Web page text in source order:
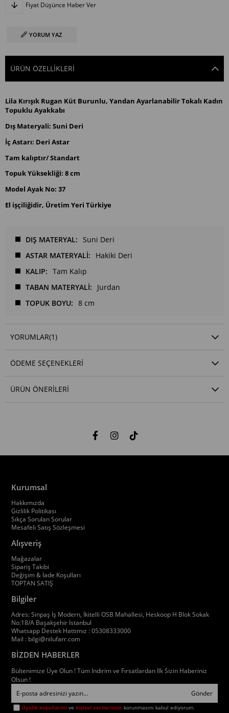
Fiyat Düşünce Haber Ver
YORUM YAZ
ÜRÜN ÖZELLIKLERI
Lila Kırışık Rugan Küt Burunlu, Yandan Ayarlanabilir Tokalı Kadın
Topuklu Ayakkabı
Dış Materyali: Suni Deri
İç Astarı: Deri Astar
Tam kalıptır/ Standart
Topuk Yüksekliği: 8 cm
Model Ayak No: 37
El işçiliğidir, Üretim Yeri Türkiye
DIŞ MATERYAL
Suni Deri
ASTAR MATERYALİ
Hakiki Deri
KALIP
Tam Kalıp
TABAN MATERYALİ
Jurdan
TOPUK BOYU
8 cm
YORUMLAR(1)
ÖDEME SEÇENEKLERI
ÜRÜN ÖNERILERI
Kurumsal
Hakkımızda
Gizlilik Politikası
Sıkça Sorulan Sorular
Mesafeli Satış Sözleşmesi
Alışveriş
Mağazalar
Sipariş Takibi
Değişim & İade Koşulları
TOPTAN SATIŞ
Bilgiler
Adres: Sinpaş İş Modern, İkitelli OSB Mahallesi, Heskoop H Blok Sokak
No:18/A Başakşehir İstanbul
Whatsapp Destek Hattımız : 05308333000
Mail : bilgi@nilufarr.com
BİZDEN HABERLER
Bültenimize Üye Olun ! Tüm İndirim ve Fırsatlardan İlk Sizin Haberiniz
Olsun !
Gönder
Üyelik koşullarını vekişisel verilerimin korunmasını kabul ediyorum.